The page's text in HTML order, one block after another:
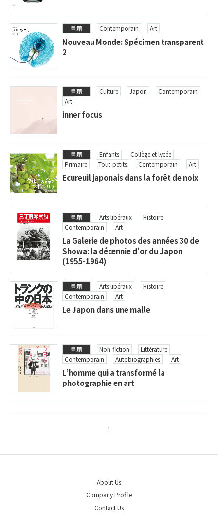
書籍 Contemporain Art
Nouveau Monde: Spécimen transparent
2
書籍 Culture Japon
Contemporain
Art
inner focus
書籍 Enfants
Collège et lycée
Primaire
Tout-petits Contemporain Art
Ecureuil japonais dans la forêt de noix
書籍 Arts libéraux
Histoire
Contemporain
Art
La Galerie de photos des années 30 de
Showa: la décennie d’or du Japon
(1955-1964)
書籍 Arts libéraux
Histoire
Contemporain
Art
Le Japon dans une malle
書籍 Non-fiction
Littérature
Contemporain
Autobiographies Art
L’homme qui a transformé la
photographie en art
1
About Us
Company Profile
Contact Us